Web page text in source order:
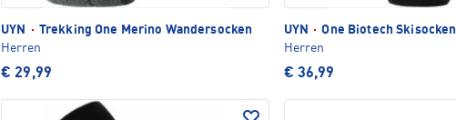
UYN · Trekking One Merino Wandersocken
Herren
€ 29,99
UYN · One Biotech Skisocken
Herren
€ 36,99